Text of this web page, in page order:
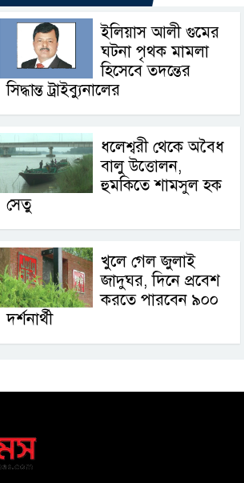
ইলিয়াস আলী গুমের
ঘটনা পৃথক মামলা
হিসেবে তদন্তের
সিদ্ধান্ত ট্রাইব্যুনালের
ধলেশ্বরী থেকে অবৈধ
বালু উত্তোলন,
হুমকিতে শামসুল হক
সেতু
খুলে গেল জুলাই
জাদুঘর, দিনে প্রবেশ
করতে পারবেন ৯০০
দর্শনার্থী